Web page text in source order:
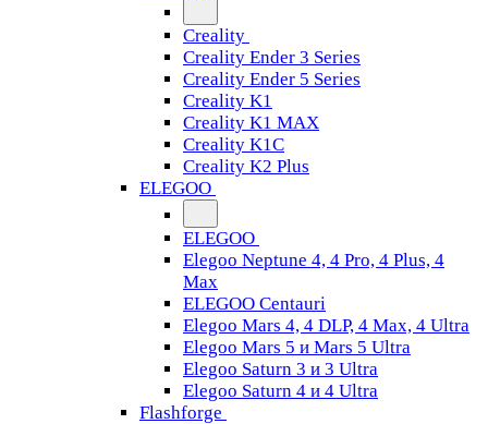
Creality
Creality Ender 3 Series
Creality Ender 5 Series
Creality K1
Creality K1 MAX
Creality K1C
Creality K2 Plus
ELEGOO
ELEGOO
Elegoo Neptune 4, 4 Pro, 4 Plus, 4
Max
ELEGOO Centauri
Elegoo Mars 4, 4 DLP, 4 Max, 4 Ultra
Elegoo Mars 5 и Mars 5 Ultra
Elegoo Saturn 3 и 3 Ultra
Elegoo Saturn 4 и 4 Ultra
Flashforge